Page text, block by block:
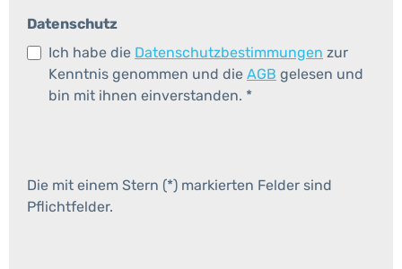
Datenschutz
Ich habe die Datenschutzbestimmungen zur
Kenntnis genommen und die AGB gelesen und
bin mit ihnen einverstanden. *
Die mit einem Stern (*) markierten Felder sind
Pflichtfelder.